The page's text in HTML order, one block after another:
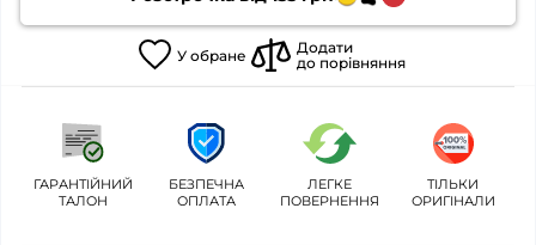
У обране
Додати
до порівняння
ГАРАНТІЙНИЙ
ТАЛОН
БЕЗПЕЧНА
ОПЛАТА
ЛЕГКЕ
ПОВЕРНЕННЯ
ТІЛЬКИ
ОРИГІНАЛИ